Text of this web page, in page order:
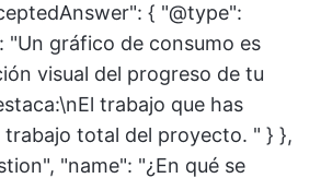
{ "@type":
"Un gráfico de consumo es
visual del progreso de tu
trabajo que has
trabajo total del proyecto. " } },
"name": "¿En qué se